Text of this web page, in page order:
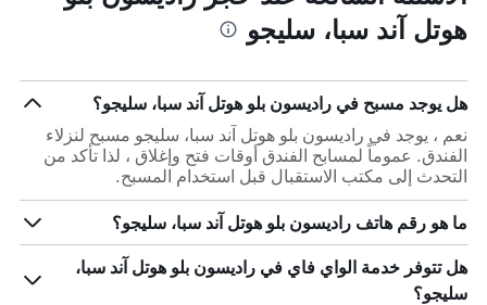
هوتل آند سبا، سليجو
هل يوجد مسبح في راديسون بلو هوتل آند سبا، سليجو؟
نعم ، يوجد في راديسون بلو هوتل آند سبا، سليجو مسبح لنزلاء
الفندق. عموماً لمسابح الفندق أوقات فتح وإغلاق ، لذا تأكد من
التحدث إلى مكتب الاستقبال قبل استخدام المسبح.
ما هو رقم هاتف راديسون بلو هوتل آند سبا، سليجو؟
هل تتوفر خدمة الواي فاي في راديسون بلو هوتل آند سبا،
سليجو؟